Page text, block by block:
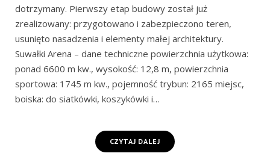
dotrzymany. Pierwszy etap budowy został już
zrealizowany: przygotowano i zabezpieczono teren,
usunięto nasadzenia i elementy małej architektury.
Suwałki Arena – dane techniczne powierzchnia użytkowa:
ponad 6600 m kw., wysokość: 12,8 m, powierzchnia
sportowa: 1745 m kw., pojemność trybun: 2165 miejsc,
boiska: do siatkówki, koszykówki i…
CZYTAJ DALEJ